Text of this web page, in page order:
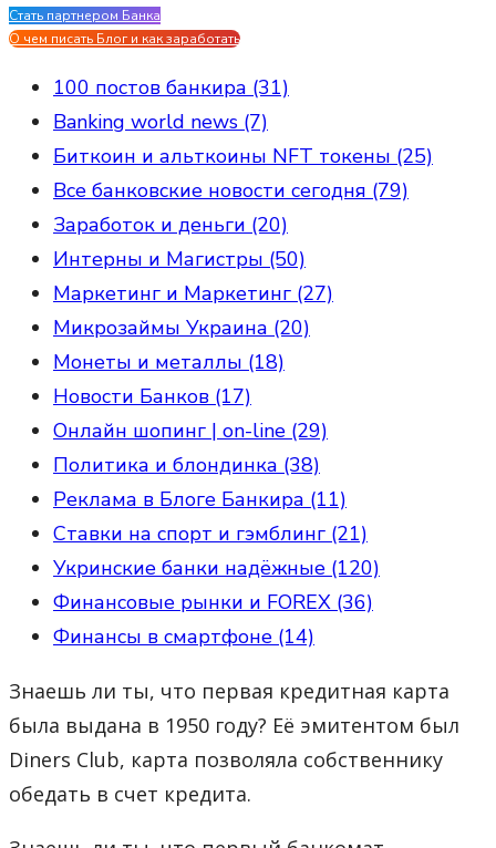
Стать партнером Банка
О чем писать Блог и как заработать
100 постов банкира (31)
Banking world news (7)
Биткоин и альткоины NFT токены (25)
Все банковские новости сегодня (79)
Заработок и деньги (20)
Интерны и Магистры (50)
Маркетинг и Маркетинг (27)
Микрозаймы Украина (20)
Монеты и металлы (18)
Новости Банков (17)
Онлайн шопинг | on-line (29)
Политика и блондинка (38)
Реклама в Блоге Банкира (11)
Ставки на спорт и гэмблинг (21)
Укринские банки надёжные (120)
Финансовые рынки и FOREX (36)
Финансы в смартфоне (14)
Знаешь ли ты, что первая кредитная карта
была выдана в 1950 году? Её эмитентом был
Diners Club, карта позволяла собственнику
обедать в счет кредита.